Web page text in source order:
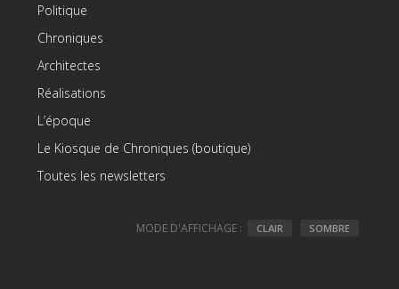
Politique
Chroniques
Architectes
Réalisations
L’époque
Le Kiosque de Chroniques (boutique)
Toutes les newsletters
MODE D'AFFICHAGE : CLAIR SOMBRE